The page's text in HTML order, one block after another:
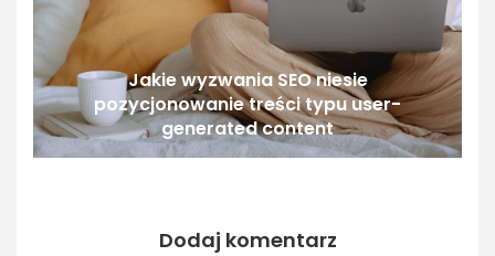
Jakie wyzwania SEO niesie
pozycjonowanie treści typu user-
generated content
Dodaj komentarz